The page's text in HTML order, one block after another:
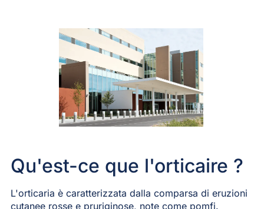
Qu'est-ce que l'orticaire ?
L'orticaria è caratterizzata dalla comparsa di eruzioni
cutanee rosse e pruriginose, note come pomfi.